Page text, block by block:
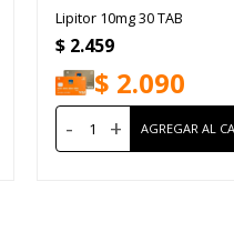
Lipitor 10mg 30 TAB
$ 2.459
$ 2.090
- +